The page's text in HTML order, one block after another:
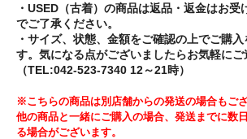
・USED（古着）の商品は返品・返金はお受
でご了承ください。
・サイズ、状態、金額をご確認の上でご購
す。気になる点がございましたらお気軽に
（TEL:042-523-7340 12～21時）
※こちらの商品は別店舗からの発送の場合もござ
他の商品と一緒にご購入の場合、発送までに数
る場合がございます。